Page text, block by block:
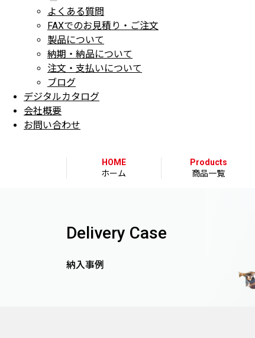
よくある質問
FAXでのお見積り・ご注文
製品について
納期・納品について
注文・支払いについて
ブログ
デジタルカタログ
会社概要
お問い合わせ
HOME
ホーム
Products
商品一覧
Delivery Case
納入事例